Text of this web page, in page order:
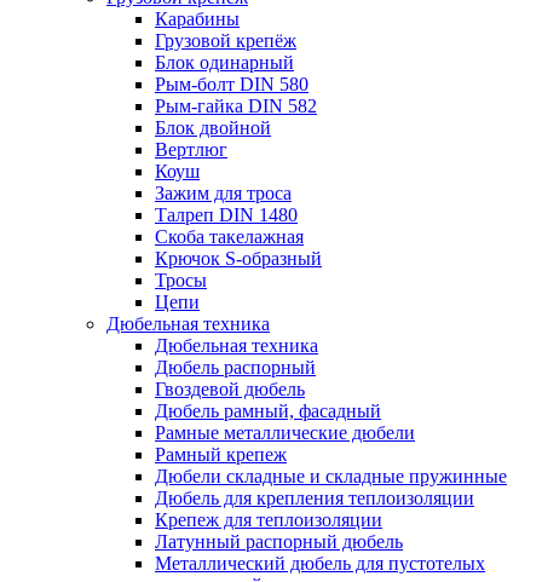
Карабины
Грузовой крепёж
Блок одинарный
Рым-болт DIN 580
Рым-гайка DIN 582
Блок двойной
Вертлюг
Коуш
Зажим для троса
Талреп DIN 1480
Скоба такелажная
Крючок S-образный
Тросы
Цепи
Дюбельная техника
Дюбельная техника
Дюбель распорный
Гвоздевой дюбель
Дюбель рамный, фасадный
Рамные металлические дюбели
Рамный крепеж
Дюбели складные и складные пружинные
Дюбель для крепления теплоизоляции
Крепеж для теплоизоляции
Латунный распорный дюбель
Металлический дюбель для пустотелых